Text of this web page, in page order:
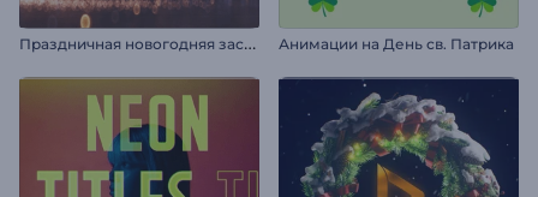
П
раздничная новогодняя заставка Анимации на День св. Патрика